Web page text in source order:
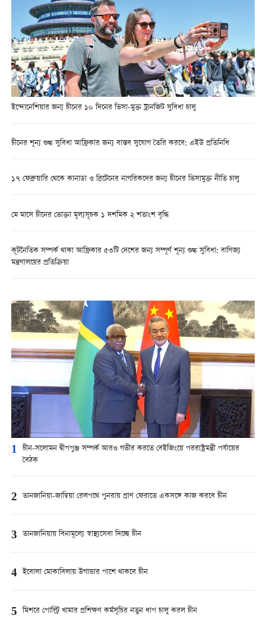
ইন্দোনেশিয়ার জন্য চীনের ১০ দিনের ভিসা-মুক্ত ট্রানজিট সুবিধা চালু
চীনের শূন্য শুল্ক সুবিধা আফ্রিকার জন্য বাস্তব সুযোগ তৈরি করবে: এইউ প্রতিনিধি
১৭ ফেব্রুয়ারি থেকে কানাডা ও ব্রিটেনের নাগরিকদের জন্য চীনের ভিসামুক্ত নীতি চালু
মে মাসে চীনের ভোক্তা মূল্যসূচক ১ দশমিক ২ শতাংশ বৃদ্ধি
কূটনৈতিক সম্পর্ক থাকা আফ্রিকার ৫৩টি দেশের জন্য সম্পূর্ণ শূন্য শুল্ক সুবিধা: বাণিজ্য
মন্ত্রণালয়ের প্রতিক্রিয়া
1 চীন-সলোমন দ্বীপপুঞ্জ সম্পর্ক আরও গভীর করতে বেইজিংয়ে পররাষ্ট্রমন্ত্রী পর্যায়ের
বৈঠক
2 তানজানিয়া-জাম্বিয়া রেলপথে পুনরায় প্রাণ ফেরাতে একসঙ্গে কাজ করবে চীন
3 তানজানিয়ায় বিনামূল্যে স্বাস্থ্যসেবা দিচ্ছে চীন
4 ইবোলা মোকাবিলায় উগান্ডার পাশে থাকবে চীন
5 মিশরে পোল্ট্রি খামার প্রশিক্ষণ কর্মসূচির নতুন ধাপ চালু করল চীন